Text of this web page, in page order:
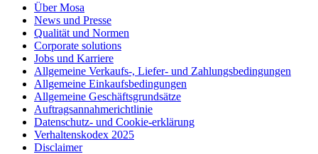
Über Mosa
News und Presse
Qualität und Normen
Corporate solutions
Jobs und Karriere
Allgemeine Verkaufs-, Liefer- und Zahlungsbedingungen
Allgemeine Einkaufsbedingungen
Allgemeine Geschäftsgrundsätze
Auftragsannahmerichtlinie
Datenschutz- und Cookie-erklärung
Verhaltenskodex 2025
Disclaimer